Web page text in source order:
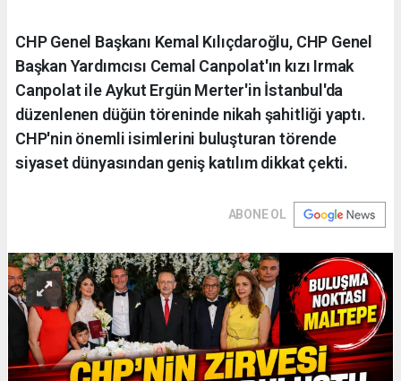
CHP Genel Başkanı Kemal Kılıçdaroğlu, CHP Genel
Başkan Yardımcısı Cemal Canpolat'ın kızı Irmak
Canpolat ile Aykut Ergün Merter'in İstanbul'da
düzenlenen düğün töreninde nikah şahitliği yaptı.
CHP'nin önemli isimlerini buluşturan törende
siyaset dünyasından geniş katılım dikkat çekti.
ABONE OL